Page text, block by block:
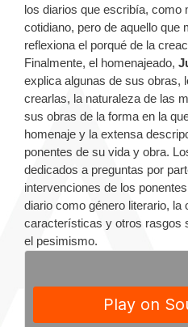
los diarios que escribía, como
cotidiano, pero de aquello que
reflexiona el porqué de la
Finalmente, el homenajeado,
explica algunas de sus obras,
crearlas, la naturaleza de las
sus obras de la forma en la
homenaje y la extensa
ponentes de su vida y obra.
dedicados a preguntas por
intervenciones de los
diario como género literario, la
características y otros rasgos
el pesimismo.